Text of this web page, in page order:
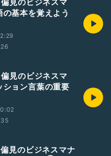
見のビジネスマ
基本を覚えよう
見のビジネスマ
ション言葉の重要
見のビジネスマナ